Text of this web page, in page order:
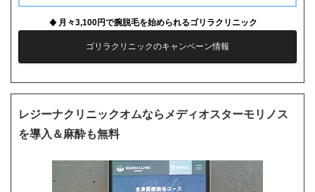
月々3,100円で腕脱毛を始められるゴリラクリニック
ゴリラクリニックのキャンペーン情報
レジーナクリニックオムならメディオスターモリノス
を導入＆麻酔も無料